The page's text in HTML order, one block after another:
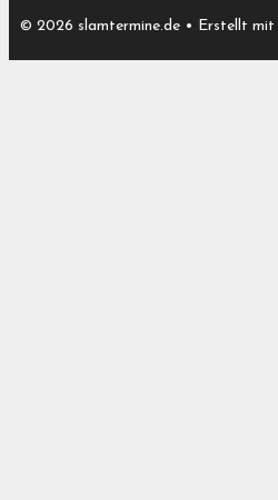
© 2026 slamtermine.de • Erstellt mit